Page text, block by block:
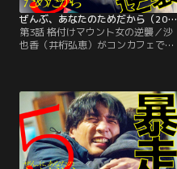
ぜんぶ、あなたのためだから（2026/01/24放送分）第03話
第3話 格付けマウント女の逆襲／沙
也香（井桁弘恵）がコンカフェで働
（七五三掛龍也）は違和感を覚え
る。そんな和臣に桜庭は、過去に沙
也香を追い詰めていた悪質レビュー
を投稿した犯人が藍里（武田玲奈）
ではないかと打ち明ける。沙也香へ
の悪意を確信し…。